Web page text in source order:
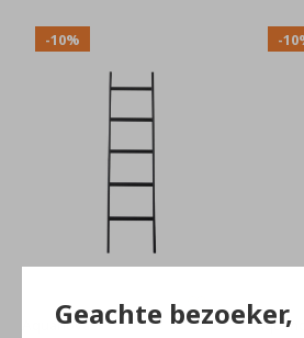
Geachte bezoeker,
-10%
Aquanova
-